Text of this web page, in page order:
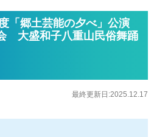
「郷土芸能の夕べ」公演
大盛和子八重山民俗舞踊
最終更新日:2025.12.17